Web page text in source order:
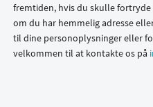
fremtiden, hvis du skulle
om du har hemmelig adresse
til dine personoplysninger eller
velkommen til at kontakte os på